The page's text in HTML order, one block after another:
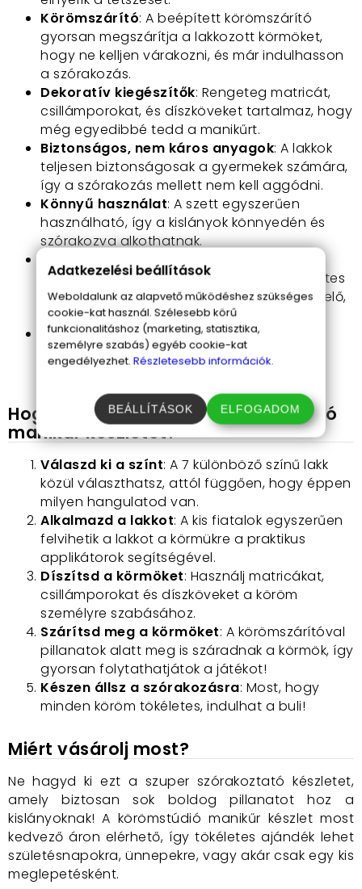
Körömszárító: A beépített körömszárító
gyorsan megszárítja a lakkozott körmöket,
hogy ne kelljen várakozni, és már indulhasson
a szórakozás.
Dekoratív kiegészítők: Rengeteg matricát,
csillámporokat, és díszköveket tartalmaz, hogy
még egyedibbé tedd a manikűrt.
Biztonságos, nem káros anyagok: A lakkok
teljesen biztonságosak a gyermekek számára,
így a szórakozás mellett nem kell aggódni.
Könnyű használat: A szett egyszerűen
használható, így a kislányok könnyedén és
szórakozva alkothatnak.
Minden, amire szükséged van
mindent tartalmaz, ami szükséges a tökéletes
körmök elkészítéséhez: lakkok, díszítők, reszelő,
szárító, stb.
Ajándéknak tökéletes: Ha születésnapot,
ünnepet vagy más különleges alkalmat
keresel, ez a készlet ideális választás!
Hogyan használhatod a körömstúdió
manikűr készletet?
Válaszd ki a színt: A 7 különböző színű lakk
közül választhatsz, attól függően, hogy éppen
milyen hangulatod van.
Alkalmazd a lakkot: A kis fiatalok egyszerűen
felvihetik a lakkot a körmükre a praktikus
applikátorok segítségével.
Díszítsd a körmöket: Használj matricákat,
csillámporokat és díszköveket a köröm
személyre szabásához.
Szárítsd meg a körmöket: A körömszárítóval
pillanatok alatt meg is száradnak a körmök, így
gyorsan folytathatjátok a játékot!
Készen állsz a szórakozásra: Most, hogy
minden köröm tökéletes, indulhat a buli!
Miért vásárolj most?
Ne hagyd ki ezt a szuper szórakoztató készletet,
amely biztosan sok boldog pillanatot hoz a
kislányoknak! A körömstúdió manikűr készlet most
kedvező áron elérhető, így tökéletes ajándék lehet
születésnapokra, ünnepekre, vagy akár csak egy kis
meglepetésként.
Adatkezelési beállítások
Weboldalunk az alapvető működéshez szükséges
cookie-kat használ. Szélesebb körű
funkcionalitáshoz (marketing, statisztika,
személyre szabás) egyéb cookie-kat
engedélyezhet. Részletesebb információk.
BEÁLLÍTÁSOK ELFOGADOM